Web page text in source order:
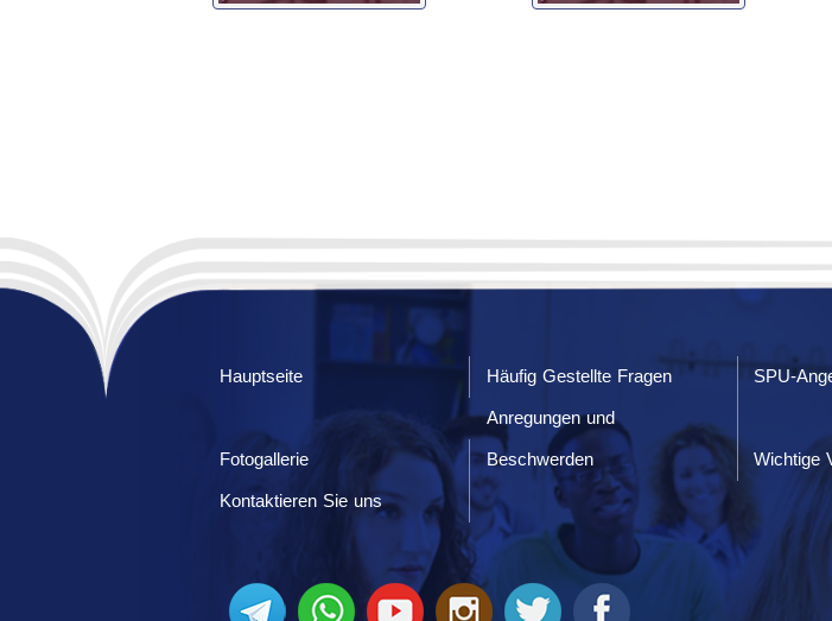
Hauptseite Häufig Gestellte Fragen SPU-
Fotogallerie
Anregungen und
Beschwerden
Wichtige
Kontaktieren Sie uns